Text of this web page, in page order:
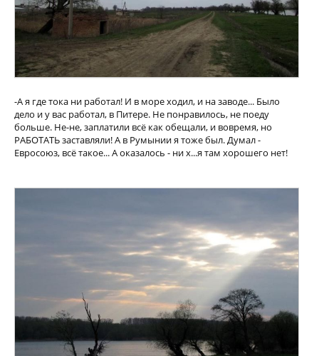
-А я где тока ни работал! И в море ходил, и на заводе... Было
дело и у вас работал, в Питере. Не понравилось, не поеду
больше. Не-не, заплатили всё как обещали, и вовремя, но
РАБОТАТЬ заставляли! А в Румынии я тоже был. Думал -
Евросоюз, всё такое... А оказалось - ни х...я там хорошего нет!